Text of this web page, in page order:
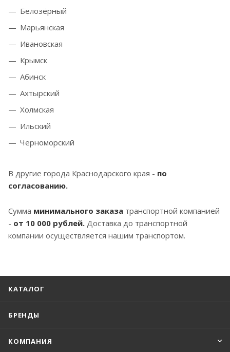
Белозёрный
Марьянская
Ивановская
Крымск
Абинск
Ахтырский
Холмская
Ильский
Черноморский
В другие города Краснодарского края - по
согласованию.
Сумма минимального заказа транспортной компанией
- от 10 000 рублей. Доставка до транспортной
компании осуществляется нашим транспортом.
КАТАЛОГ
БРЕНДЫ
КОМПАНИЯ